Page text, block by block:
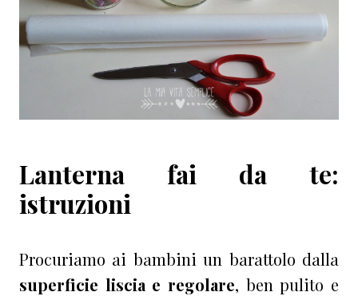
Lanterna fai da te:
istruzioni
Procuriamo ai bambini un barattolo dalla
superficie liscia e regolare, ben pulito e